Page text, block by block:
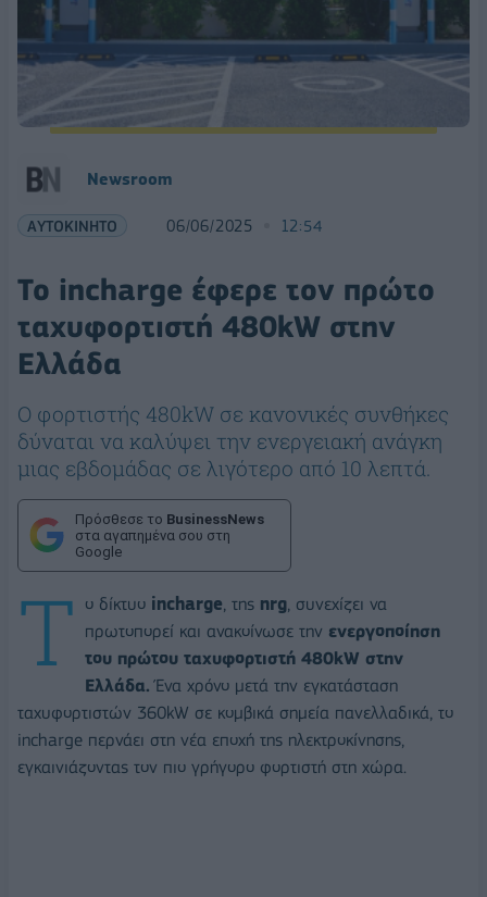
Newsroom
ΑΥΤΟΚΙΝΗΤΟ 06/06/2025 12:54
Το incharge έφερε τον πρώτο
ταχυφορτιστή 480kW στην
Ελλάδα
Ο φορτιστής 480kW σε κανονικές συνθήκες
δύναται να καλύψει την ενεργειακή ανάγκη
μιας εβδομάδας σε λιγότερο από 10 λεπτά.
Πρόσθεσε το BusinessNews
στα αγαπημένα σου στη
Google
Τ ο δίκτυο incharge , της nrg , συνεχίζει να
πρωτοπορεί και ανακοίνωσε την ενεργοποίηση
του πρώτου ταχυφορτιστή 480kW στην
Ελλάδα. Ένα χρόνο μετά την εγκατάσταση
ταχυφορτιστών 360kW σε κομβικά σημεία πανελλαδικά, το
incharge περνάει στη νέα εποχή της ηλεκτροκίνησης,
εγκαινιάζοντας τον πιο γρήγορο φορτιστή στη χώρα.